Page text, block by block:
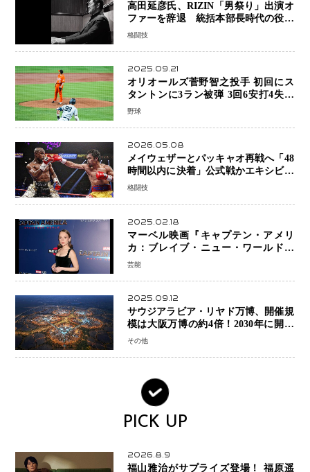
高田延彦氏、RIZIN「男祭り」出演オ
ファーを辞退 統括本部長時代の役目
「すでに終えています」と明言
格闘技
2025.09.21
オリオールズ菅野智之投手 初回にス
タントンに3ラン被弾 3回6安打4失点
で降板
野球
2026.05.08
メイウェザーとパッキャオ再戦へ「48
時間以内に決着」公式戦かエキシビシ
ョンか混迷続く
格闘技
2025.02.18
マーベル映画『キャプテン・アメリ
カ：ブレイブ・ニュー・ワールド』
新ブラック・ウィドウ役のシラ・ハー
芸能
2025.09.12
サウジアラビア・リヤド万博、開催規
模は大阪万博の約4倍！2030年に開幕
予定
その他
PICK UP
2026.8.9
福山雅治がサプライズ登場！ 福原遥